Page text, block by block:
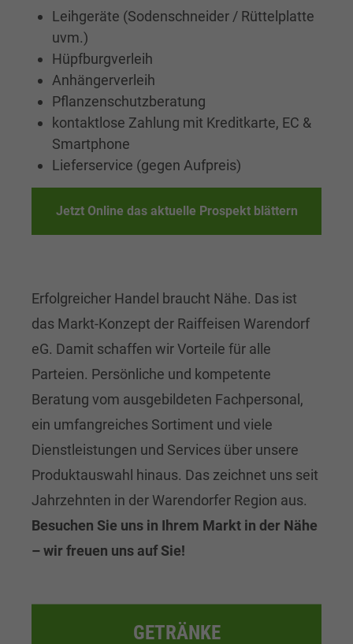
Leihgeräte (Sodenschneider / Rüttelplatte
uvm.)
Hüpfburgverleih
Anhängerverleih
Pflanzenschutzberatung
kontaktlose Zahlung mit Kreditkarte, EC &
Smartphone
Lieferservice (gegen Aufpreis)
Jetzt Online das aktuelle Prospekt blättern
Erfolgreicher Handel braucht Nähe. Das ist
das Markt-Konzept der Raiffeisen Warendorf
eG. Damit schaffen wir Vorteile für alle
Parteien. Persönliche und kompetente
Beratung vom ausgebildeten Fachpersonal,
ein umfangreiches Sortiment und viele
Dienstleistungen und Services über unsere
Produktauswahl hinaus. Das zeichnet uns seit
Jahrzehnten in der Warendorfer Region aus.
Besuchen Sie uns in Ihrem Markt in der Nähe
– wir freuen uns auf Sie!
GETRÄNKE